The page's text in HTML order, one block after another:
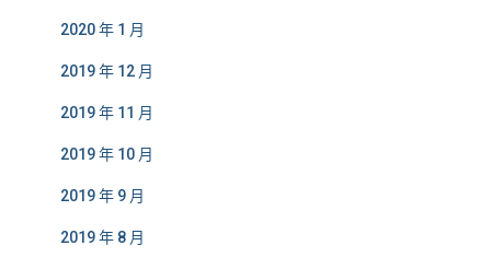
2020 年 1 月
2019 年 12 月
2019 年 11 月
2019 年 10 月
2019 年 9 月
2019 年 8 月